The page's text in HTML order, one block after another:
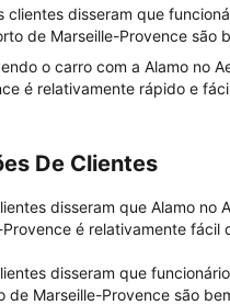
clientes disseram que
de Marseille-Provence são
o carro com a Alamo no
é relativamente rápido e
De Clientes
disseram que Alamo no
Provence é relativamente fácil
disseram que
de Marseille-Provence são